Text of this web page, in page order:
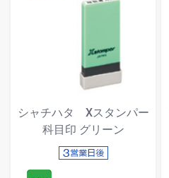
シャチハタ Xスタンパー
科目印 グリーン